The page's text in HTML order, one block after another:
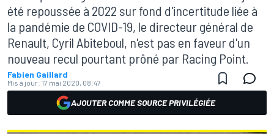
été repoussée à 2022 sur fond d'incertitude liée à
la pandémie de COVID-19, le directeur général de
Renault, Cyril Abiteboul, n'est pas en faveur d'un
nouveau recul pourtant prôné par Racing Point.
Fabien Gaillard
Mis à jour: 17 mai 2020, 08:47
AJOUTER COMME SOURCE PRIVILÉGIÉE